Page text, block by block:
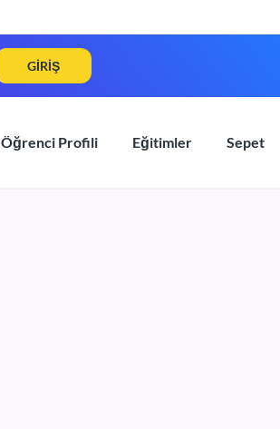
GIRIŞ
Öğrenci Profili Eğitimler Sepet